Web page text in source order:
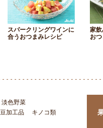
スパークリングワインに
合うおつまみレシピ
家
お
淡色野菜
加工品
キノコ類